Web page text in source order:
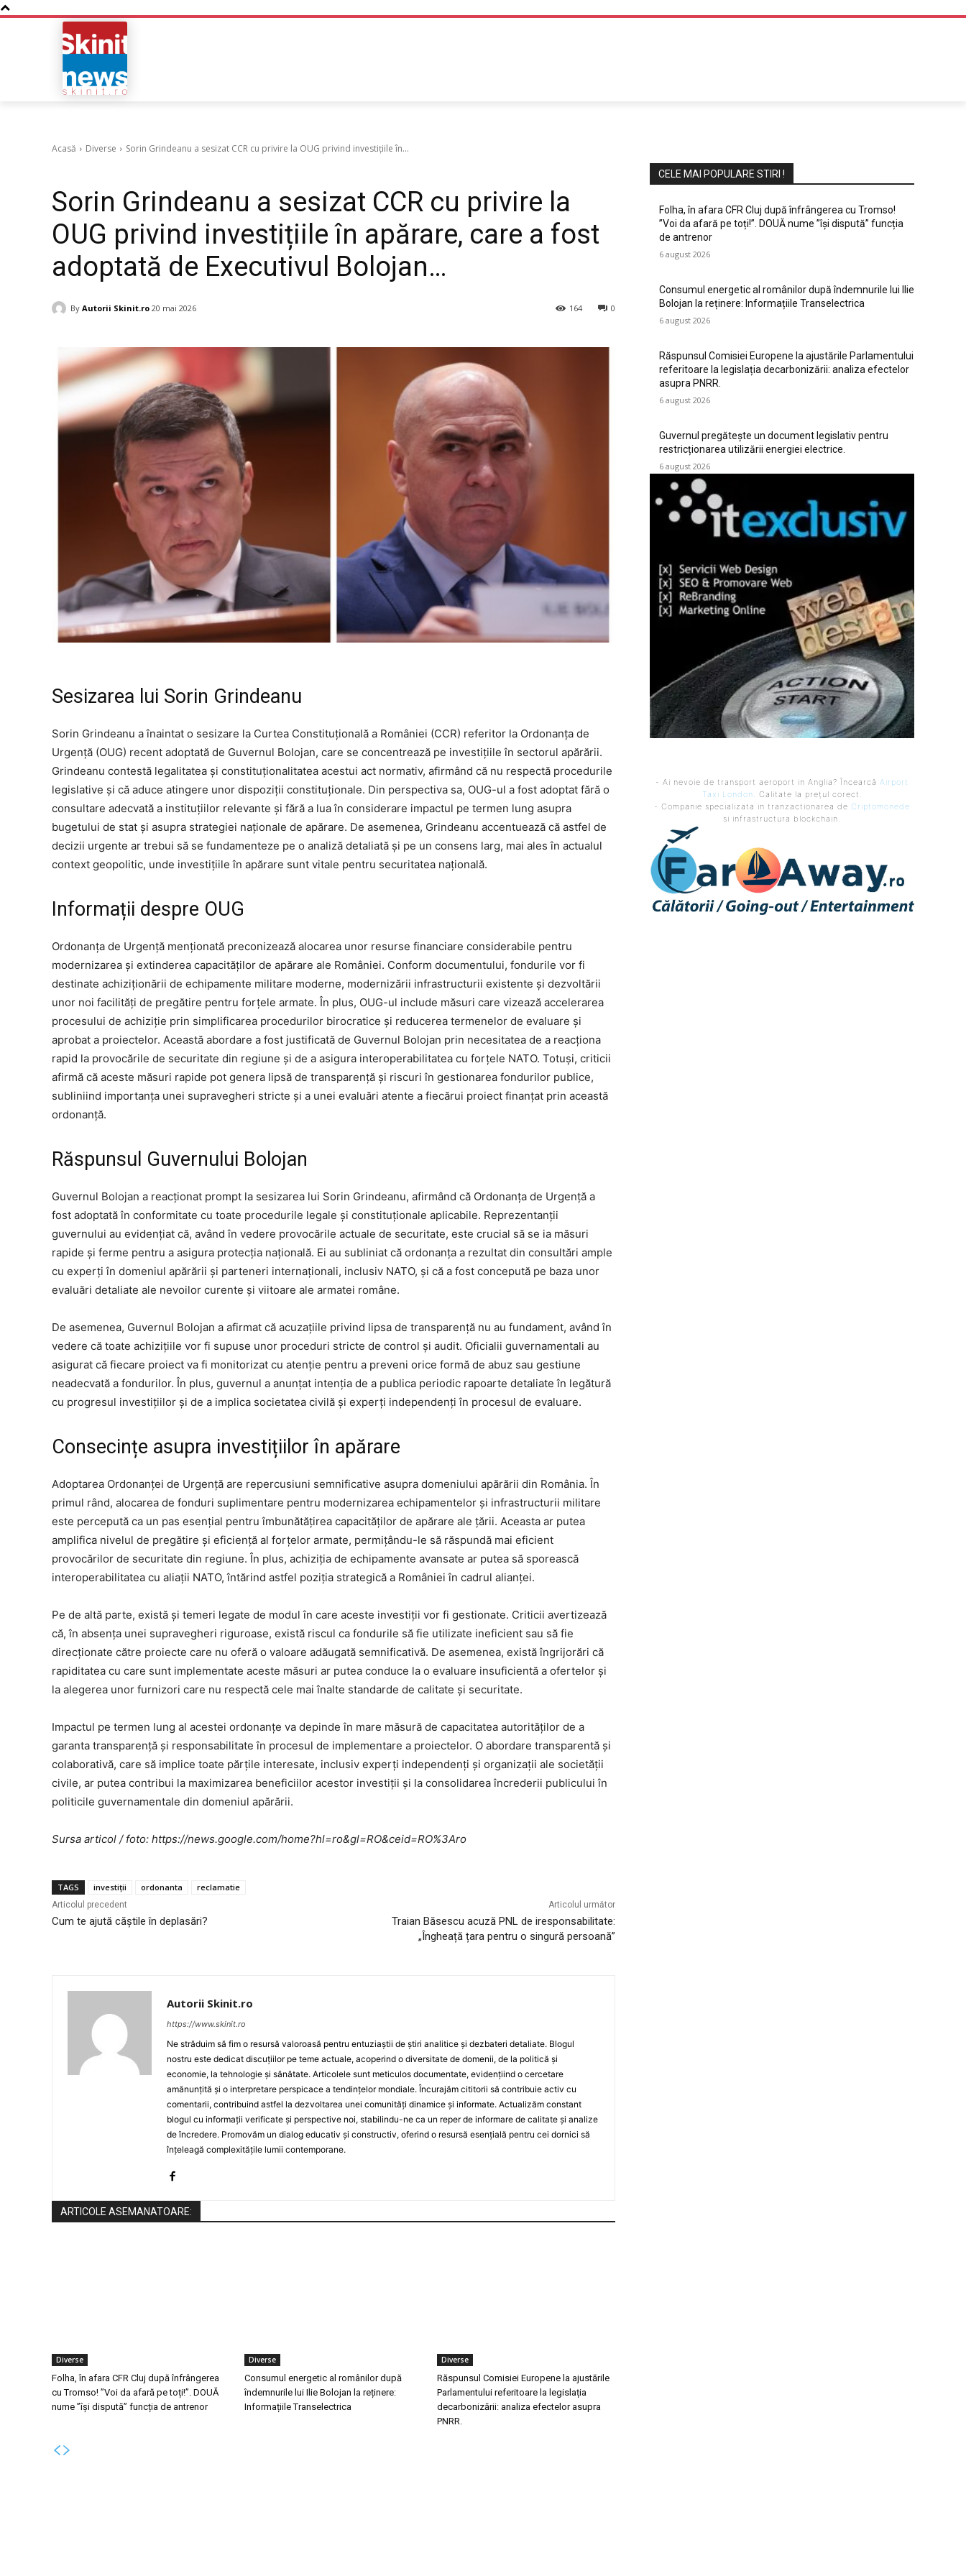
Acasă Diverse Sorin Grindeanu a sesizat CCR cu privire la OUG privind investițiile în...
Sorin Grindeanu a sesizat CCR cu privire la
OUG privind investițiile în apărare, care a fost
adoptată de Executivul Bolojan…
By Autorii Skinit.ro 20 mai 2026 0
164
Sesizarea lui Sorin Grindeanu
Sorin Grindeanu a înaintat o sesizare la Curtea Constituțională a României (CCR) referitor la Ordonanța de
Urgență (OUG) recent adoptată de Guvernul Bolojan, care se concentrează pe investițiile în sectorul apărării.
Grindeanu contestă legalitatea și constituționalitatea acestui act normativ, afirmând că nu respectă procedurile
legislative și că aduce atingere unor dispoziții constituționale. Din perspectiva sa, OUG-ul a fost adoptat fără o
consultare adecvată a instituțiilor relevante și fără a lua în considerare impactul pe termen lung asupra
bugetului de stat și asupra strategiei naționale de apărare. De asemenea, Grindeanu accentuează că astfel de
decizii urgente ar trebui să se fundamenteze pe o analiză detaliată și pe un consens larg, mai ales în actualul
context geopolitic, unde investițiile în apărare sunt vitale pentru securitatea națională.
Informații despre OUG
Ordonanța de Urgență menționată preconizează alocarea unor resurse financiare considerabile pentru
modernizarea și extinderea capacităților de apărare ale României. Conform documentului, fondurile vor fi
destinate achiziționării de echipamente militare moderne, modernizării infrastructurii existente și dezvoltării
unor noi facilități de pregătire pentru forțele armate. În plus, OUG-ul include măsuri care vizează accelerarea
procesului de achiziție prin simplificarea procedurilor birocratice și reducerea termenelor de evaluare și
aprobat a proiectelor. Această abordare a fost justificată de Guvernul Bolojan prin necesitatea de a reacționa
rapid la provocările de securitate din regiune și de a asigura interoperabilitatea cu forțele NATO. Totuși, criticii
afirmă că aceste măsuri rapide pot genera lipsă de transparență și riscuri în gestionarea fondurilor publice,
subliniind importanța unei supravegheri stricte și a unei evaluări atente a fiecărui proiect finanțat prin această
ordonanță.
Răspunsul Guvernului Bolojan
Guvernul Bolojan a reacționat prompt la sesizarea lui Sorin Grindeanu, afirmând că Ordonanța de Urgență a
fost adoptată în conformitate cu toate procedurile legale și constituționale aplicabile. Reprezentanții
guvernului au evidențiat că, având în vedere provocările actuale de securitate, este crucial să se ia măsuri
rapide și ferme pentru a asigura protecția națională. Ei au subliniat că ordonanța a rezultat din consultări ample
cu experți în domeniul apărării și parteneri internaționali, inclusiv NATO, și că a fost concepută pe baza unor
evaluări detaliate ale nevoilor curente și viitoare ale armatei române.
De asemenea, Guvernul Bolojan a afirmat că acuzațiile privind lipsa de transparență nu au fundament, având în
vedere că toate achizițiile vor fi supuse unor proceduri stricte de control și audit. Oficialii guvernamentali au
asigurat că fiecare proiect va fi monitorizat cu atenție pentru a preveni orice formă de abuz sau gestiune
neadecvată a fondurilor. În plus, guvernul a anunțat intenția de a publica periodic rapoarte detaliate în legătură
cu progresul investițiilor și de a implica societatea civilă și experți independenți în procesul de evaluare.
Consecințe asupra investițiilor în apărare
Adoptarea Ordonanței de Urgență are repercusiuni semnificative asupra domeniului apărării din România. În
primul rând, alocarea de fonduri suplimentare pentru modernizarea echipamentelor și infrastructurii militare
este percepută ca un pas esențial pentru îmbunătățirea capacităților de apărare ale țării. Aceasta ar putea
amplifica nivelul de pregătire și eficiență al forțelor armate, permițându-le să răspundă mai eficient
provocărilor de securitate din regiune. În plus, achiziția de echipamente avansate ar putea să sporească
interoperabilitatea cu aliații NATO, întărind astfel poziția strategică a României în cadrul alianței.
Pe de altă parte, există și temeri legate de modul în care aceste investiții vor fi gestionate. Criticii avertizează
că, în absența unei supravegheri riguroase, există riscul ca fondurile să fie utilizate ineficient sau să fie
direcționate către proiecte care nu oferă o valoare adăugată semnificativă. De asemenea, există îngrijorări că
rapiditatea cu care sunt implementate aceste măsuri ar putea conduce la o evaluare insuficientă a ofertelor și
la alegerea unor furnizori care nu respectă cele mai înalte standarde de calitate și securitate.
Impactul pe termen lung al acestei ordonanțe va depinde în mare măsură de capacitatea autorităților de a
garanta transparență și responsabilitate în procesul de implementare a proiectelor. O abordare transparentă și
colaborativă, care să implice toate părțile interesate, inclusiv experți independenți și organizații ale societății
civile, ar putea contribui la maximizarea beneficiilor acestor investiții și la consolidarea încrederii publicului în
politicile guvernamentale din domeniul apărării.
Sursa articol / foto: https://news.google.com/home?hl=ro&gl=RO&ceid=RO%3Aro
TAGS investiții ordonanta reclamatie
Articolul precedent
Cum te ajută căștile în deplasări?
Articolul următor
Traian Băsescu acuză PNL de iresponsabilitate:
„Îngheață țara pentru o singură persoană”
Autorii Skinit.ro
https://www.skinit.ro
Ne străduim să fim o resursă valoroasă pentru entuziaștii de știri analitice și dezbateri detaliate. Blogul
nostru este dedicat discuțiilor pe teme actuale, acoperind o diversitate de domenii, de la politică și
economie, la tehnologie și sănătate. Articolele sunt meticulos documentate, evidențiind o cercetare
amănunțită și o interpretare perspicace a tendințelor mondiale. Încurajăm cititorii să contribuie activ cu
comentarii, contribuind astfel la dezvoltarea unei comunități dinamice și informate. Actualizăm constant
blogul cu informații verificate și perspective noi, stabilindu-ne ca un reper de informare de calitate și analize
de încredere. Promovăm un dialog educativ și constructiv, oferind o resursă esențială pentru cei dornici să
înțeleagă complexitățile lumii contemporane.
ARTICOLE ASEMANATOARE:
Diverse
Folha, în afara CFR Cluj după înfrângerea
cu Tromso! ”Voi da afară pe toți!”. DOUĂ
nume ”își dispută” funcția de antrenor
Diverse
Consumul energetic al românilor după
îndemnurile lui Ilie Bolojan la reținere:
Informațiile Transelectrica
Diverse
Răspunsul Comisiei Europene la ajustările
Parlamentului referitoare la legislația
decarbonizării: analiza efectelor asupra
PNRR.
CELE MAI POPULARE STIRI !
Folha, în afara CFR Cluj după înfrângerea cu Tromso!
”Voi da afară pe toți!”. DOUĂ nume ”își dispută” funcția
de antrenor
6 august 2026
Consumul energetic al românilor după îndemnurile lui Ilie
Bolojan la reținere: Informațiile Transelectrica
6 august 2026
Răspunsul Comisiei Europene la ajustările Parlamentului
referitoare la legislația decarbonizării: analiza efectelor
asupra PNRR.
6 august 2026
Guvernul pregătește un document legislativ pentru
restricționarea utilizării energiei electrice.
6 august 2026
- Ai nevoie de transport aeroport in Anglia? Încearcă Airport
Taxi London. Calitate la prețul corect.
- Companie specializata in tranzactionarea de Criptomonede
si infrastructura blockchain.